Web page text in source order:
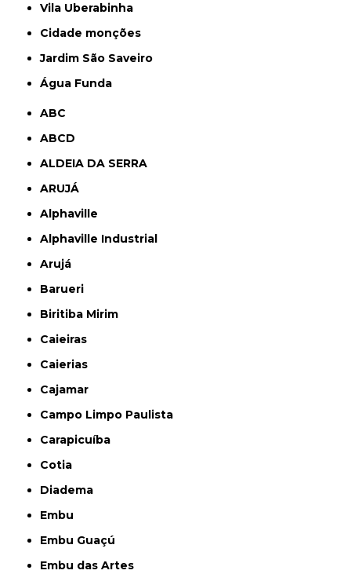
Vila Uberabinha
cidade monções
jardim São Saveiro
Água Funda
ABC
ABCD
ALDEIA DA SERRA
ARUJÁ
Alphaville
Alphaville Industrial
Arujá
Barueri
Biritiba Mirim
Caieiras
Caierias
Cajamar
Campo Limpo Paulista
Carapicuíba
Cotia
Diadema
Embu
Embu Guaçú
Embu das Artes